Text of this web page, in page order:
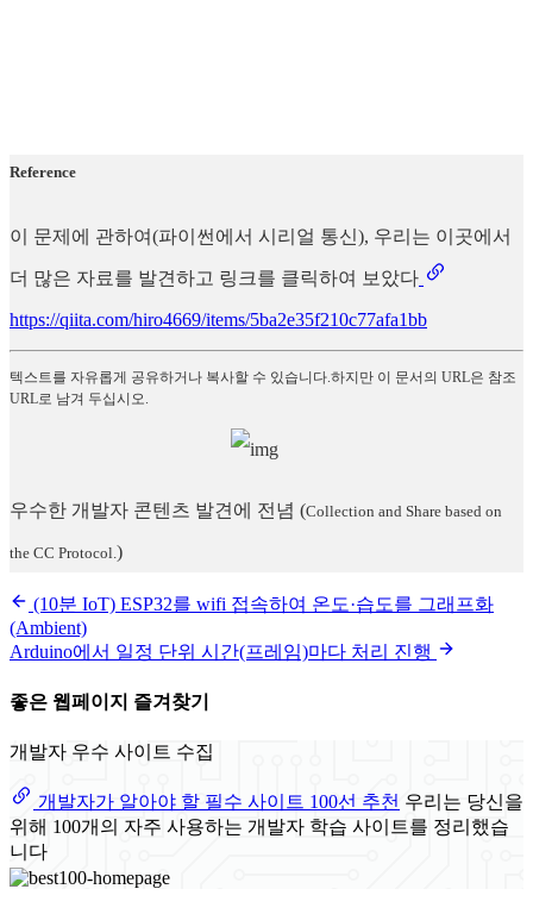
Reference
이 문제에 관하여(파이썬에서 시리얼 통신), 우리는 이곳에서
더 많은 자료를 발견하고 링크를 클릭하여 보았다
https://qiita.com/hiro4669/items/5ba2e35f210c77afa1bb
텍스트를 자유롭게 공유하거나 복사할 수 있습니다.하지만 이 문서의 URL은 참조
URL로 남겨 두십시오.
우수한 개발자 콘텐츠 발견에 전념 (Collection and Share based on
the CC Protocol. )
(10분 IoT) ESP32를 wifi 접속하여 온도·습도를 그래프화
(Ambient)
Arduino에서 일정 단위 시간(프레임)마다 처리 진행
좋은 웹페이지 즐겨찾기
개발자 우수 사이트 수집
개발자가 알아야 할 필수 사이트 100선 추천 우리는 당신을
위해 100개의 자주 사용하는 개발자 학습 사이트를 정리했습
니다